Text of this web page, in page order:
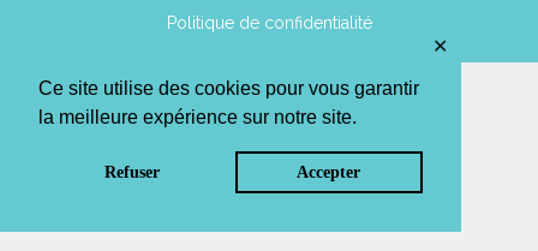
Ce site utilise des cookies pour vous garantir
la meilleure expérience sur notre site.
Refuser Accepter
✕
Politique de confidentialité